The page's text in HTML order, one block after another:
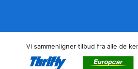
Vi sammenligner tilbud fra alle de